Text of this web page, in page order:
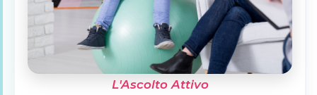
L'Ascolto Attivo